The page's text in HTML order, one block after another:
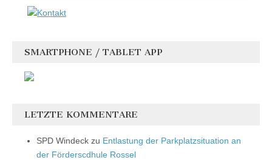
SMARTPHONE / TABLET APP
LETZTE KOMMENTARE
SPD Windeck zu Entlastung der Parkplatzsituation an
der Förderscdhule Rossel